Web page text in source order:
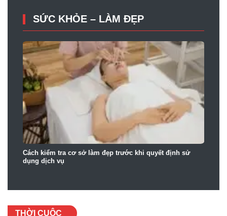
SỨC KHỎE – LÀM ĐẸP
Cách kiểm tra cơ sở làm đẹp trước khi quyết định sử
dụng dịch vụ
THỜI CUỘC